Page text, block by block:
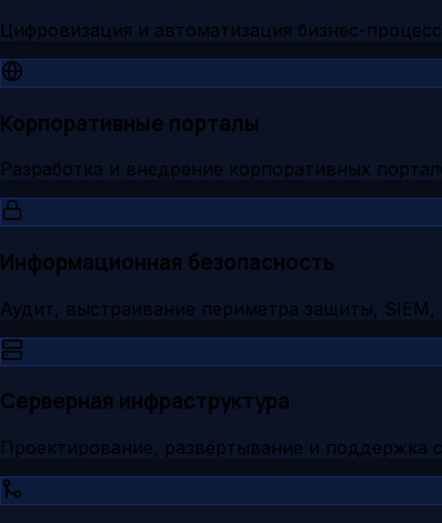
Цифровизация и автоматизация бизнес-
Корпоративные порталы
Разработка и внедрение корпоративных
Информационная безопасность
Аудит, выстраивание периметра защиты,
Серверная инфраструктура
Проектирование, развёртывание и